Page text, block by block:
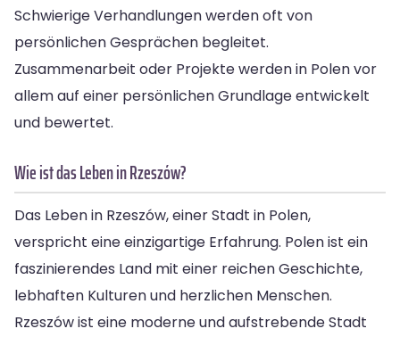
Schwierige Verhandlungen werden oft von
persönlichen Gesprächen begleitet.
Zusammenarbeit oder Projekte werden in Polen vor
allem auf einer persönlichen Grundlage entwickelt
und bewertet.
Wie ist das Leben in Rzeszów?
Das Leben in Rzeszów, einer Stadt in Polen,
verspricht eine einzigartige Erfahrung. Polen ist ein
faszinierendes Land mit einer reichen Geschichte,
lebhaften Kulturen und herzlichen Menschen.
Rzeszów ist eine moderne und aufstrebende Stadt